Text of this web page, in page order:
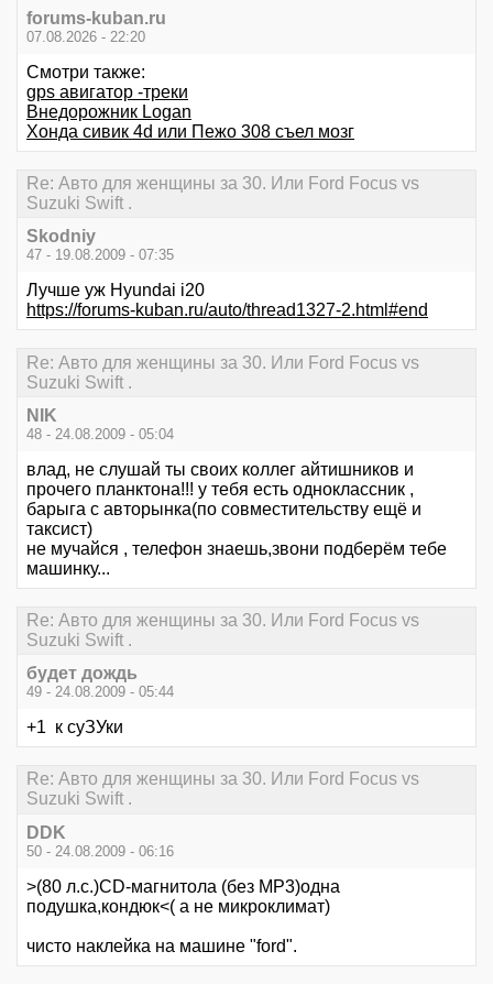
forums-kuban.ru
07.08.2026 - 22:20
Смотри также:
gps авигатор -треки
Внедорожник Logan
Хонда сивик 4d или Пежо 308 съел мозг
Re: Авто для женщины за 30. Или Ford Focus vs
Suzuki Swift .
Skodniy
47 - 19.08.2009 - 07:35
Лучше уж Hyundai i20
https://forums-kuban.ru/auto/thread1327-2.html#end
Re: Авто для женщины за 30. Или Ford Focus vs
Suzuki Swift .
NIK
48 - 24.08.2009 - 05:04
влад, не слушай ты своих коллег айтишников и
прочего планктона!!! у тебя есть одноклассник ,
барыга с авторынка(по совместительству ещё и
таксист)
не мучайся , телефон знаешь,звони подберём тебе
машинку...
Re: Авто для женщины за 30. Или Ford Focus vs
Suzuki Swift .
будет дождь
49 - 24.08.2009 - 05:44
+1 к суЗУки
Re: Авто для женщины за 30. Или Ford Focus vs
Suzuki Swift .
DDK
50 - 24.08.2009 - 06:16
>(80 л.с.)CD-магнитола (без MP3)одна
подушка,кондюк<( а не микроклимат)
чисто наклейка на машине "ford".